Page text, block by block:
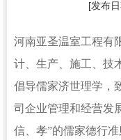
[发布
河南亚圣温室工程有
计、生产、施工、技
倡导儒家济世理学，
司企业管理和经营发
信、孝”的儒家德行